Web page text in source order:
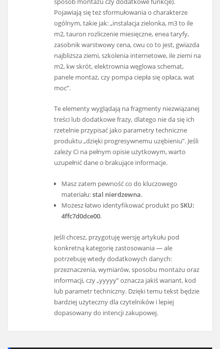
Pojawiają się też sformułowania o charakterze
ogólnym, takie jak: „instalacja zielonka, m3 to ile
m2, tauron rozliczenie miesięczne, enea taryfy,
zasobnik warstwowy cena, cwu co to jest, gwiazda
najbliższa ziemi, szkolenia internetowe, ile ziemi na
m2, kw skrót, elektrownia węglowa schemat,
panele montaż, czy pompa ciepła się opłaca, wat
moc”.
Te elementy wyglądają na fragmenty niezwiązanej
treści lub dodatkowe frazy, dlatego nie da się ich
rzetelnie przypisać jako parametry techniczne
produktu „dzięki progresywnemu uzębieniu”. Jeśli
zależy Ci na pełnym opisie użytkowym, warto
uzupełnić dane o brakujące informacje.
Masz zatem pewność co do kluczowego
materiału:stal nierdzewna.
Możesz łatwo identyfikować produkt po SKU:
4ffc7d0dce00.
Jeśli chcesz, przygotuję wersję artykułu pod
konkretną kategorię zastosowania — ale
potrzebuję wtedy dodatkowych danych:
przeznaczenia, wymiarów, sposobu montażu oraz
informacji, czy „yyyyy” oznacza jakiś wariant, kod
lub parametr techniczny. Dzięki temu tekst będzie
bardziej użyteczny dla czytelników i lepiej
dopasowany do intencji zakupowej.